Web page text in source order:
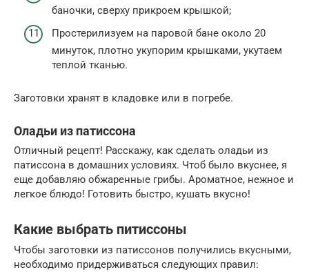
баночки, сверху прикроем крышкой;
Простерилизуем на паровой бане около 20
минуток, плотно укупорим крышками, укутаем
теплой тканью.
Заготовки хранят в кладовке или в погребе.
Оладьи из патиссона
Отличный рецепт! Расскажу, как сделать оладьи из
патиссона в домашних условиях. Чтоб было вкуснее, я
еще добавляю обжаренные грибы. Ароматное, нежное и
легкое блюдо! Готовить быстро, кушать вкусно!
Какие выбрать питиссоны
Чтобы заготовки из патиссонов получились вкусными,
необходимо придерживаться следующих правил: